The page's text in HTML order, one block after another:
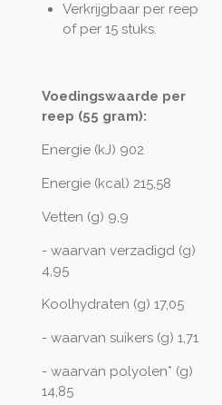
Verkrijgbaar per reep
of per 15 stuks.
Voedingswaarde per
reep (55 gram):
Energie (kJ) 902
Energie (kcal) 215,58
Vetten (g) 9,9
- waarvan verzadigd (g)
4,95
Koolhydraten (g) 17,05
- waarvan suikers (g) 1,71
- waarvan polyolen* (g)
14,85